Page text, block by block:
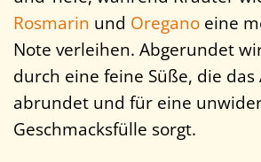
Rosmarin und Oregano eine
Note verleihen. Abgerundet
durch eine feine Süße, die
abrundet und für eine
Geschmacksfülle sorgt.